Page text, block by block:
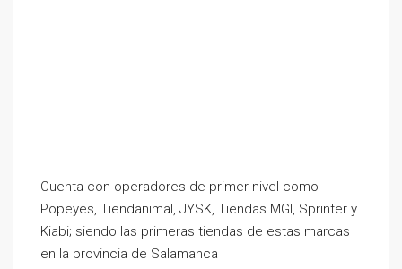
Cuenta con operadores de primer nivel como
Popeyes, Tiendanimal, JYSK, Tiendas MGI, Sprinter y
Kiabi; siendo las primeras tiendas de estas marcas
en la provincia de Salamanca